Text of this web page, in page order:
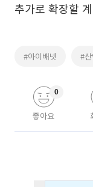
추가로 확장할
#아이배넷 #
좋아요
0